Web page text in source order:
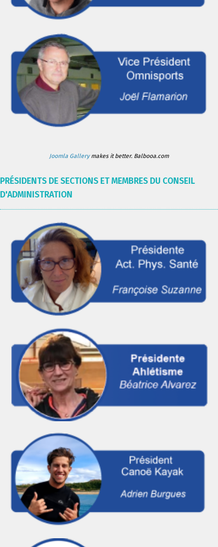
Joomla Gallerymakes it better. Balbooa.com
PRÉSIDENTS DE SECTIONS ET MEMBRES DU CONSEIL
D'ADMINISTRATION